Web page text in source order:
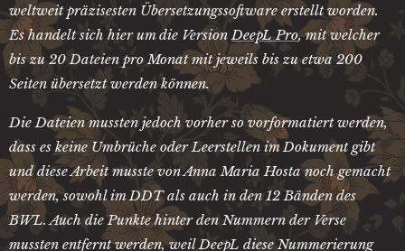
weltweit präzisesten Übersetzungssoftware erstellt worden.
Es handelt sich hier um die Version DeepL Pro, mit welcher
bis zu 20 Dateien pro Monat mit jeweils bis zu etwa 200
Seiten übersetzt werden können.
Die Dateien mussten jedoch vorher so vorformatiert werden,
dass es keine Umbrüche oder Leerstellen im Dokument gibt
und diese Arbeit musste von Anna Maria Hosta noch gemacht
werden, sowohl im DDT als auch in den 12 Bänden des
BWL. Auch die Punkte hinter den Nummern der Verse
mussten entfernt werden, weil DeepL diese Nummerierung